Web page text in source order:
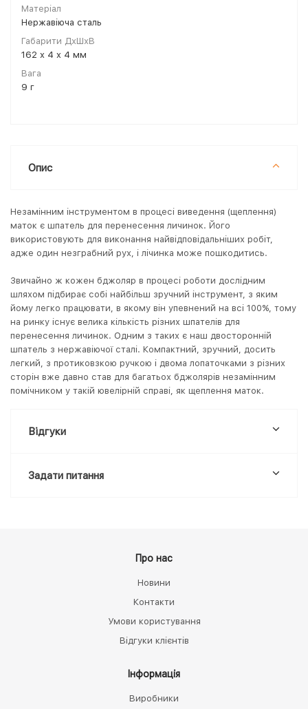
Матеріал
Нержавіюча сталь
Габарити ДхШхВ
162 x 4 x 4 мм
Вага
9 г
Опис
Незамінним інструментом в процесі виведення (щеплення)
маток є шпатель для перенесення личинок. Його
використовують для виконання найвідповідальніших робіт,
адже один незграбний рух, і лічинка може пошкодитись.
Звичайно ж кожен бджоляр в процесі роботи дослідним
шляхом підбирає собі найбільш зручний інструмент, з яким
йому легко працювати, в якому він упевнений на всі 100%, тому
на ринку існує велика кількість різних шпателів для
перенесення личинок. Одним з таких є наш двосторонній
шпатель з нержавіючої сталі. Компактний, зручний, досить
легкий, з протиковзкою ручкою і двома лопаточками з різних
сторін вже давно став для багатьох бджолярів незамінним
помічником у такій ювелірній справі, як щеплення маток.
Відгуки
Задати питання
Про нас
Новини
Контакти
Умови користування
Відгуки клієнтів
Інформація
Виробники